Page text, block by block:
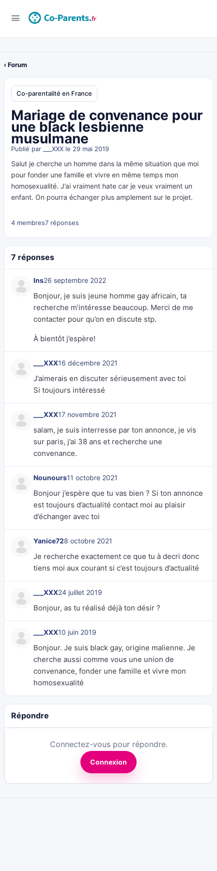
‹ Forum
Co-parentalité en France
Mariage de convenance pour
une black lesbienne
musulmane
Publié par ___XXX le 29 mai 2019
Salut je cherche un homme dans la même situation que moi
pour fonder une famille et vivre en même temps mon
homosexualité. J’ai vraiment hate car je veux vraiment un
enfant. On pourra échanger plus amplement sur le projet.
4 membres7 réponses
7 réponses
Ins26 septembre 2022
Bonjour, je suis jeune homme gay africain, ta
recherche m’intéresse beaucoup. Merci de me
contacter pour qu’on en discute stp.
À bientôt j’espère!
___XXX16 décembre 2021
J’aimerais en discuter sérieusement avec toi
Si toujours intéressé
___XXX17 novembre 2021
salam, je suis interresse par ton annonce, je vis
sur paris, j’ai 38 ans et recherche une
convenance.
Nounours11 octobre 2021
Bonjour j’espère que tu vas bien ? Si ton annonce
est toujours d’actualité contact moi au plaisir
d’échanger avec toi
Yanice728 octobre 2021
Je recherche exactement ce que tu à decri donc
tiens moi aux courant si c’est toujours d’actualité
___XXX24 juillet 2019
Bonjour, as tu réalisé déjà ton désir ?
___XXX10 juin 2019
Bonjour. Je suis black gay, origine malienne. Je
cherche aussi comme vous une union de
convenance, fonder une famille et vivre mon
homosexualité
Répondre
Connectez-vous pour répondre.
Connexion